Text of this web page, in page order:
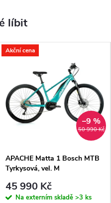
Akční cena
50 990 Kč
–9 %
APACHE Matta 1 Bosch MTB
Tyrkysová, vel. M
45 990 Kč
Na externím skladě >3 ks